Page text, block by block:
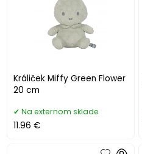
Králiček Miffy Green Flower
20 cm
Na externom sklade
11.96 €